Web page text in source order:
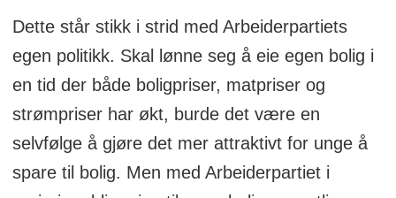
Dette står stikk i strid med Arbeiderpartiets
egen politikk. Skal lønne seg å eie egen bolig i
en tid der både boligpriser, matpriser og
strømpriser har økt, burde det være en
selvfølge å gjøre det mer attraktivt for unge å
spare til bolig. Men med Arbeiderpartiet i